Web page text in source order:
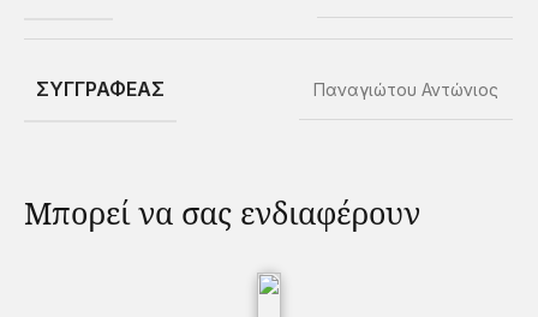
ΣΥΓΓΡΑΦΕΑΣ Παναγιώτου Αντώνιος
Μπορεί να σας ενδιαφέρουν